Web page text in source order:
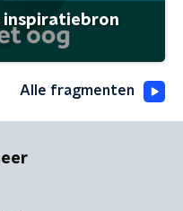
inspiratiebron
Alle fragmenten